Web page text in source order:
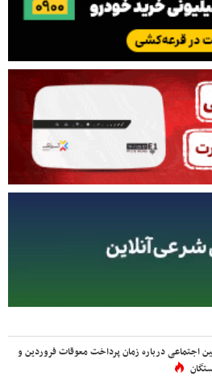
اجتماعی درباره زمان پرداخت معوقات فروردین و